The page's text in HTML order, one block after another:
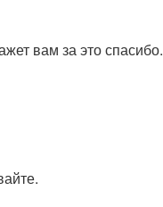
вам за это спасибо.